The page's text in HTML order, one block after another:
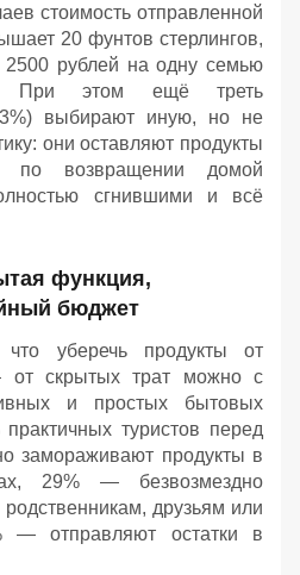
стоимость отправленной
20 фунтов стерлингов,
2500 рублей на одну семью
При этом ещё треть
выбирают иную, но не
они оставляют продукты
по возвращении домой
сгнившими и всё
функция,
бюджет
что уберечь продукты от
скрытых трат можно с
и простых бытовых
туристов перед
замораживают продукты в
29% — безвозмездно
друзьям или
отправляют остатки в